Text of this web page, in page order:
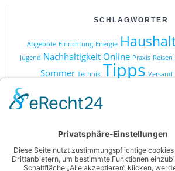
SCHLAGWÖRTER
Angebote Einrichtung Energie
Jugend Nachhaltigkeit Online Praxis Reisen
Sommer Technik Tipps Versand
Online Shopping
Produkte